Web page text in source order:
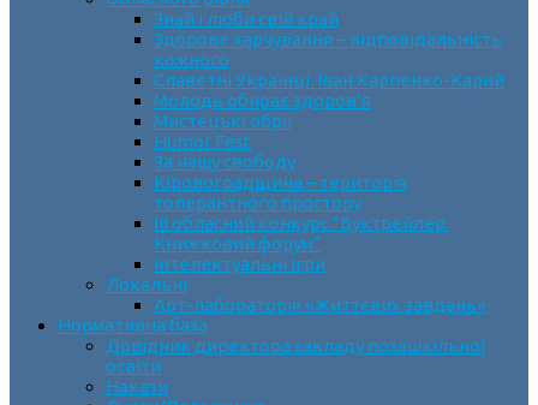
Знай і люби свій край
Здорове харчування – відповідальність
кожного
Славетні Українці. Іван Карпенко-Карий
Молодь обирає здоров’я
Мистецькі обрії
Humor Fest
За нашу свободу
Кіровоградщина – територія
толерантного простору
ІII обласний конкурс “Буктрейлер.
Книжковий форум”
Інтелектуальні ігри
Локальні
Арт-лабораторія «Життєвих завдань»
Нормативна база
Довідник директора закладу позашкільної
освіти
Накази